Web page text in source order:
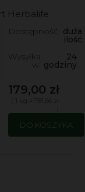
Herbalife
Dostępność: duża
ilość
Wysyłka
w:
24
godziny
179,00 zł
DO KOSZYKA